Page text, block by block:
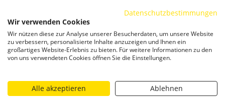
Aktuelle Neuigkeiten
aktuelle Neuigkeiten aus unserer Backstube, lernen Sie
Datenschutzbestimmungen
Wir verwenden Cookies
Wir nützen diese zur Analyse unserer Besucherdaten, um unsere Website
zu verbessern, personalisierte Inhalte anzuzeigen und Ihnen ein
großartiges Website-Erlebnis zu bieten. Für weitere Informationen zu den
von uns verwendeten Cookies öffnen Sie die Einstellungen.
Alle akzeptieren
Ablehnen